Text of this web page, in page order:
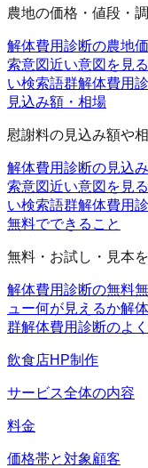
農地の価格・値段・
解体費用診断の農地
索意図近い意図を見る
い検索語群解体費用
見込み額・相場
慰謝料の見込み額や
解体費用診断の見込
索意図近い意図を見る
い検索語群解体費用
無料でできること
無料・お試し・見本
解体費用診断の無料
ュー何が見えるか解
群解体費用診断のよ
飲食店HP制作
サービス全体の内容
料金
価格帯と対象顧客